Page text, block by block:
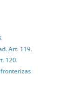
Art. 119.
120.